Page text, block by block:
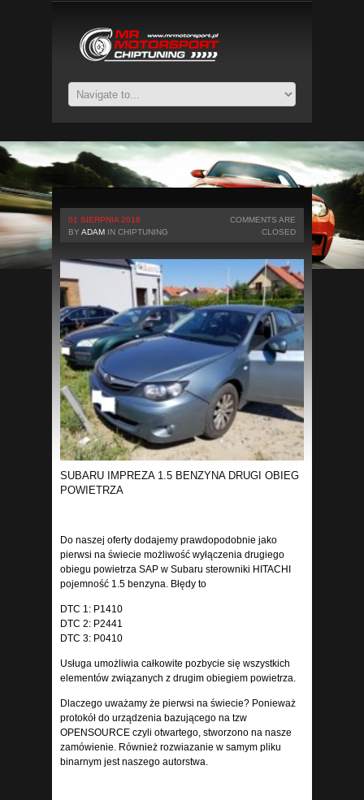
01 SIERPNIA 2018
BY ADAM IN CHIPTUNING
COMMENTS ARE
CLOSED
SUBARU IMPREZA 1.5 BENZYNA DRUGI OBIEG
POWIETRZA
Do naszej oferty dodajemy prawdopodobnie jako
pierwsi na świecie możliwość wyłączenia drugiego
obiegu powietrza SAP w Subaru sterowniki HITACHI
pojemność 1.5 benzyna. Błędy to
DTC 1: P1410
DTC 2: P2441
DTC 3: P0410
Usługa umożliwia całkowite pozbycie się wszystkich
elementów związanych z drugim obiegiem powietrza.
Dlaczego uważamy że pierwsi na świecie? Ponieważ
protokół do urządzenia bazującego na tzw
OPENSOURCE czyli otwartego, stworzono na nasze
zamówienie. Również rozwiazanie w samym pliku
binarnym jest naszego autorstwa.